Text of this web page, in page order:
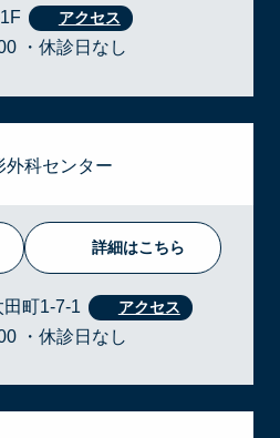
・休診日なし
外科センター
詳細はこちら
町1-7-1
・休診日なし